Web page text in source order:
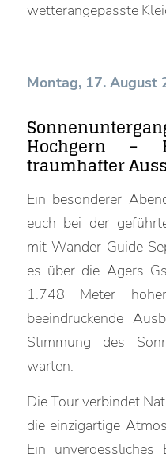
wetterangepasste
Montag, 17. August
Hochgern –
traumhafter
Ein besonderer
euch bei der
mit Wander-Guide
es über die Agers
1.748 Meter
beeindruckende
Stimmung des
warten.
Die Tour verbindet
die einzigartige
Ein